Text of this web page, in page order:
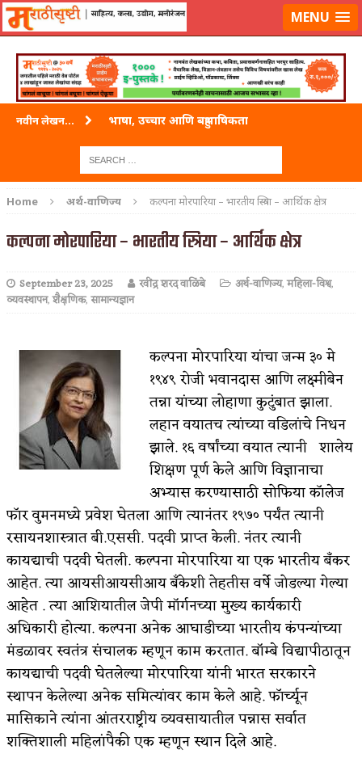
लॉग-इन करा|लेखक नोंदणी कराMENU
नवीन लेखन... भाषा, उच्चार आणि बहुभाषिकता
ताम्र – एक अफलातून धातू (COPPER)
अशी एक कविता लिहू इच्छिते
पाटलाची विहीर
पुस्तके बदलायची आहेत तुम्हाला!
किती घोषणांचा पाऊस होता
कसं हुईन तं हू माय…
काळजाचे प्रेत
आदिवासींचा डॉक्टर, समाजसेवेचा ध्यास : डॉ. राहुल
जोशी
डेंग्यू: ताप उतरला म्हणजे धोका टळला असे नाही!
४ जुलै – इतिहासात घडलेल्या महत्त्वाच्या घटना
सुवर्ण – झळाळी
‘अर्थ’पूर्ण हास्य
अष्टपैलू : खंडू रांगणेकर
अपूर्ण कथा
Home अर्थ-वाणिज्य कल्पना मोरपारिया – भारतीय स्त्रिया – आर्थिक क्षेत्र
कल्पना मोरपारिया – भारतीय स्त्रिया – आर्थिक क्षेत्र
September 23, 2025 रवींद्र शरद वाळिंबे अर्थ-वाणिज्य,महिला-विश्व,
व्यवस्थापन,शैक्षणिक,सामान्यज्ञान
कल्पना मोरपारिया यांचा जन्म ३० मे
१९४९ रोजी भवानदास आणि लक्ष्मीबेन
तन्ना यांच्या लोहाणा कुटुंबात झाला.
लहान वयातच त्यांच्या वडिलांचे निधन
झाले. १६ वर्षांच्या वयात त्यानी शालेय
शिक्षण पूर्ण केले आणि विज्ञानाचा
अभ्यास करण्यासाठी सोफिया कॉलेज
फॉर वुमनमध्ये प्रवेश घेतला आणि त्यानंतर १९७० पर्यंत त्यानी
रसायनशास्त्रात बी.एससी. पदवी प्राप्त केली. नंतर त्यानी
कायद्याची पदवी घेतली. कल्पना मोरपारिया या एक भारतीय बँकर
आहेत. त्या आयसीआयसीआय बँकेशी तेहतीस वर्षे जोडल्या गेल्या
आहेत . त्या आशियातील जेपी मॉर्गनच्या मुख्य कार्यकारी
अधिकारी होत्या. कल्पना अनेक आघाडीच्या भारतीय कंपन्यांच्या
मंडळावर स्वतंत्र संचालक म्हणून काम करतात. बॉम्बे विद्यापीठातून
कायद्याची पदवी घेतलेल्या मोरपारिया यांनी भारत सरकारने
स्थापन केलेल्या अनेक समित्यांवर काम केले आहे. फॉर्च्यून
मासिकाने त्यांना आंतरराष्ट्रीय व्यवसायातील पन्नास सर्वात
शक्तिशाली महिलांपैकी एक म्हणून स्थान दिले आहे.